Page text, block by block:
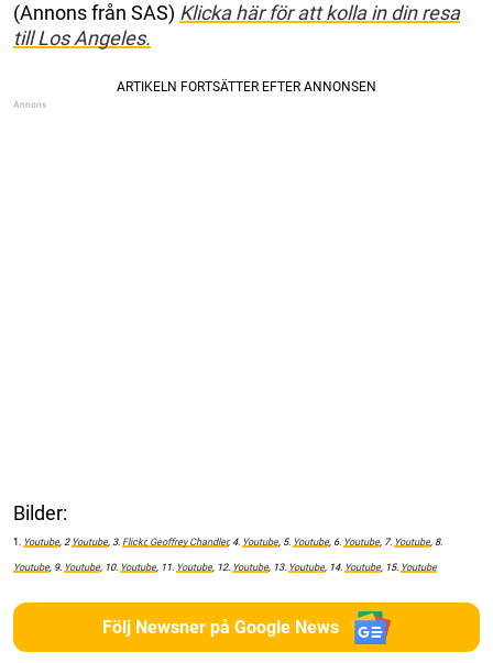
(Annons från SAS) Klicka här för att kolla in din resa
till Los Angeles.
Bilder:
1. Youtube, 2 Youtube, 3. Flickr, Geoffrey Chandler, 4. Youtube, 5. Youtube, 6. Youtube, 7. Youtube, 8.
Youtube, 9. Youtube, 10. Youtube, 11. Youtube, 12. Youtube, 13. Youtube, 14. Youtube, 15. Youtube
Följ Newsner på Google News